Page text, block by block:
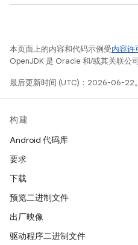
本页面上的内容和代码示例受内容许
OpenJDK 是 Oracle 和/或其关联公
最后更新时间 (UTC)：2026-06-22。
构建
Android 代码库
要求
下载
预览二进制文件
出厂映像
驱动程序二进制文件